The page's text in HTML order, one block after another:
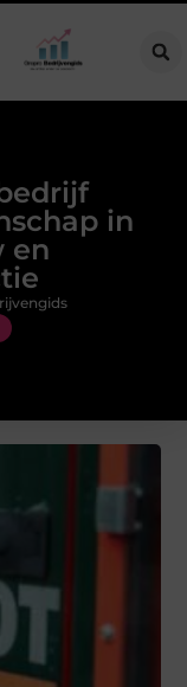
van personeel
in
en